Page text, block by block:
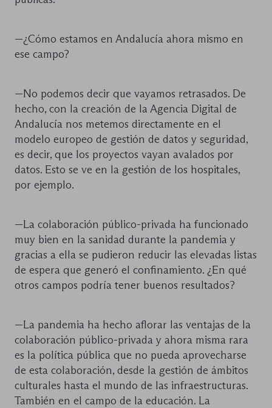
—¿Cómo estamos en Andalucía ahora mismo en
ese campo?
—No podemos decir que vayamos retrasados. De
hecho, con la creación de la Agencia Digital de
Andalucía nos metemos directamente en el
modelo europeo de gestión de datos y seguridad,
es decir, que los proyectos vayan avalados por
datos. Esto se ve en la gestión de los hospitales,
por ejemplo.
—La colaboración público-privada ha funcionado
muy bien en la sanidad durante la pandemia y
gracias a ella se pudieron reducir las elevadas listas
de espera que generó el confinamiento. ¿En qué
otros campos podría tener buenos resultados?
—La pandemia ha hecho aflorar las ventajas de la
colaboración público-privada y ahora misma rara
es la política pública que no pueda aprovecharse
de esta colaboración, desde la gestión de ámbitos
culturales hasta el mundo de las infraestructuras.
También en el campo de la educación. La